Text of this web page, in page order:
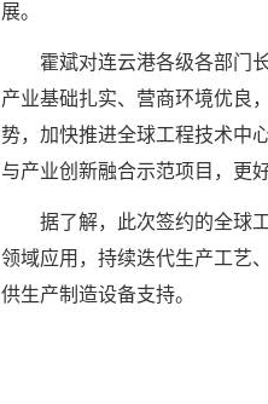
展。
霍斌对连云港各级各部门
产业基础扎实、营商环境优良
势，加快推进全球工程技术中
与产业创新融合示范项目，更
据了解，此次签约的全球
领域应用，持续迭代生产工艺
供生产制造设备支持。